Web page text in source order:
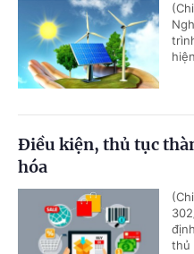
Điều kiện, thủ tục
hóa
thủ